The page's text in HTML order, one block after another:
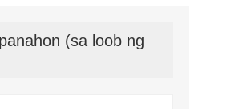
(sa loob ng